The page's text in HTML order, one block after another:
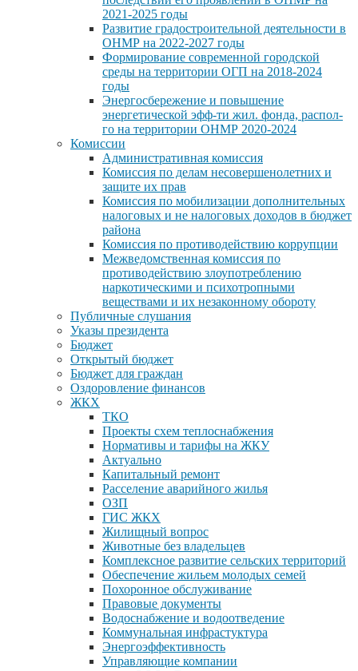
2021-2025 годы
Развитие градостроительной деятельности в
ОНМР на 2022-2027 годы
Формирование современной городской
среды на территории ОГП на 2018-2024
годы
Энергосбережение и повышение
энергетической эфф-ти жил. фонда, распол-
го на территории ОНМР 2020-2024
Комиссии
Административная комиссия
Комиссия по делам несовершенолетних и
защите их прав
Комиссия по мобилизации дополнительных
налоговых и не налоговых доходов в бюджет
района
Комиссия по противодействию коррупции
Межведомственная комиссия по
противодействию злоупотреблению
наркотическими и психотропными
веществами и их незаконному обороту
Публичные слушания
Указы президента
Бюджет
Открытый бюджет
Бюджет для граждан
Оздоровление финансов
ЖКХ
ТКО
Проекты схем теплоснабжения
Нормативы и тарифы на ЖКУ
Актуально
Капитальный ремонт
Расселение аварийного жилья
ОЗП
ГИС ЖКХ
Жилищный вопрос
Животные без владельцев
Комплексное развитие сельских территорий
Обеспечение жильем молодых семей
Похоронное обслуживание
Правовые документы
Водоснабжение и водоотведение
Коммунальная инфрастуктура
Энергоэффективность
Управляющие компании